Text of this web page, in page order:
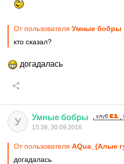
От пользователя Умные бобры
кто сказал?
догадалась
У Умные бобры
15:39, 30.09.2016
От пользователя AQua_(Алые
догадалась